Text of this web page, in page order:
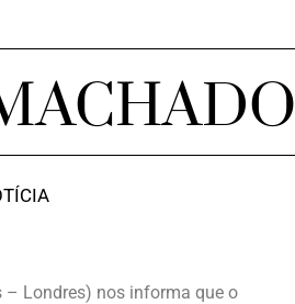
– Londres) nos informa que o